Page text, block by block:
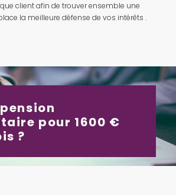
client afin de trouver ensemble une
la meilleure défense de vos intérêts .
pour 1600 €
?